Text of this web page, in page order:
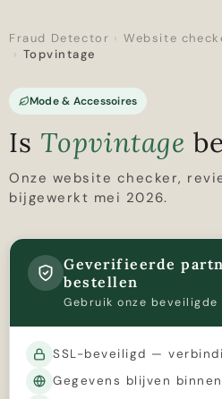
Fraud Detector › Website
› Topvintage
Mode & Accessoires
Is Topvintage
Onze website checker,
bijgewerkt mei 2026.
Geverifieerde
bestellen
Gebruik onze beveiligde
SSL-beveiligd —
Gegevens blijven